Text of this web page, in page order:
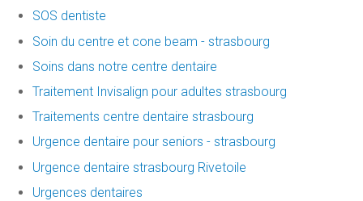
SOS dentiste
Soin du centre et cone beam - strasbourg
Soins dans notre centre dentaire
Traitement Invisalign pour adultes strasbourg
Traitements centre dentaire strasbourg
Urgence dentaire pour seniors - strasbourg
Urgence dentaire strasbourg Rivetoile
Urgences dentaires